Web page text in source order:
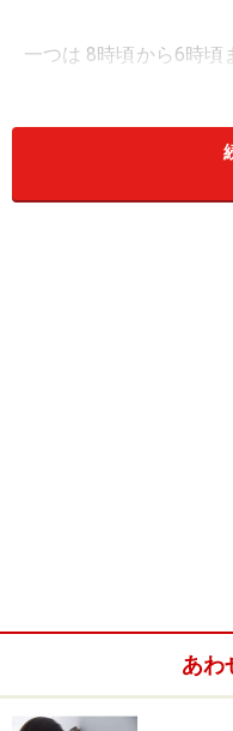
一つは 8時頃から6時頃
の介護をしなくてはな
不安。昼間だけの介護
同僚や先輩と一
あわ